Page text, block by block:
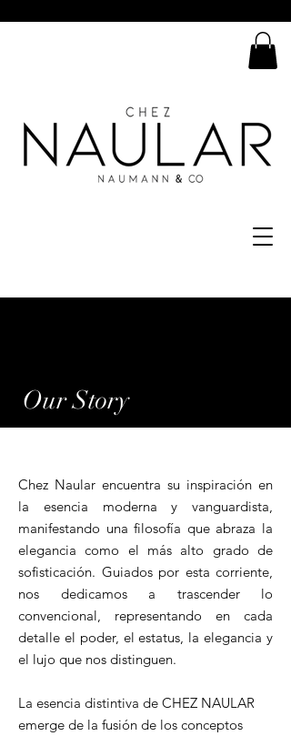
Our Story
Chez Naular encuentra su inspiración en
la esencia moderna y vanguardista,
manifestando una filosofía que abraza la
elegancia como el más alto grado de
sofisticación. Guiados por esta corriente,
nos dedicamos a trascender lo
convencional, representando en cada
detalle el poder, el estatus, la elegancia y
el lujo que nos distinguen.
La esencia distintiva de CHEZ NAULAR
emerge de la fusión de los conceptos